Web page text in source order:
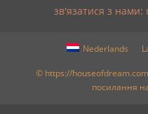
зв'язатися з нами:
Nederlands
© https://
посилання